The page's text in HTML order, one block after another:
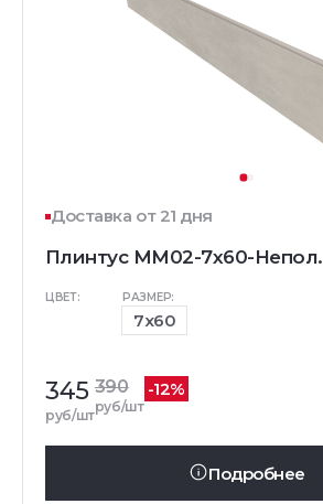
Доставка от 21 дня
Плинтус MM02-7x60-Непол.
ЦВЕТ: РАЗМЕР:
7x60
345
руб/шт
390
руб/шт
-12%
Подробнее